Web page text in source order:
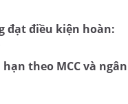
đạt điều kiện hoàn:
theo MCC và ngân